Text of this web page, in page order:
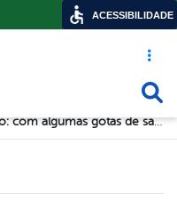
Acesso
Teste do pezinho: com algumas gotas de sangue muitas doenças podem ser identificadas
ACESSIBILIDADE